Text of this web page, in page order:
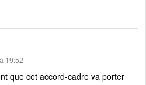
19:52
que cet accord-cadre va porter